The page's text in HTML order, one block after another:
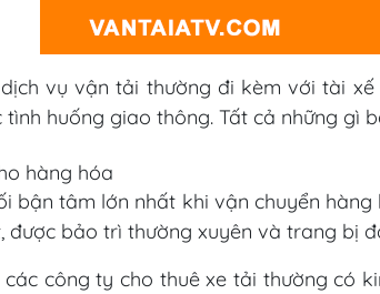
vụ vận tải thường đi kèm với tài
huống giao thông. Tất cả những gì
hàng hóa
bận tâm lớn nhất khi vận chuyển
được bảo trì thường xuyên và trang bị
công ty cho thuê xe tải thường có